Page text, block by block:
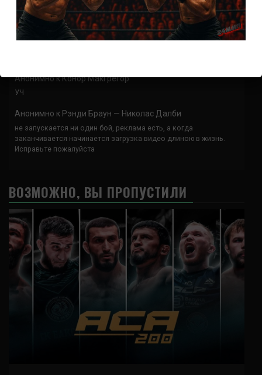
Анонимно кUFC 324 прямая трансляция
А как смотреть с ноутбука?
АнонимнокРасписание боев UFC
АнонимнокКонор МакГрегор
УЧ
Анонимно к Рэнди Браун — Николас Далби
не запускается ни один бой, реклама есть, а когда
заканчивается начинается загрузка видео длиною в жизнь.
Исправьте пожалуйста
ВОЗМОЖНО, ВЫ ПРОПУСТИЛИ